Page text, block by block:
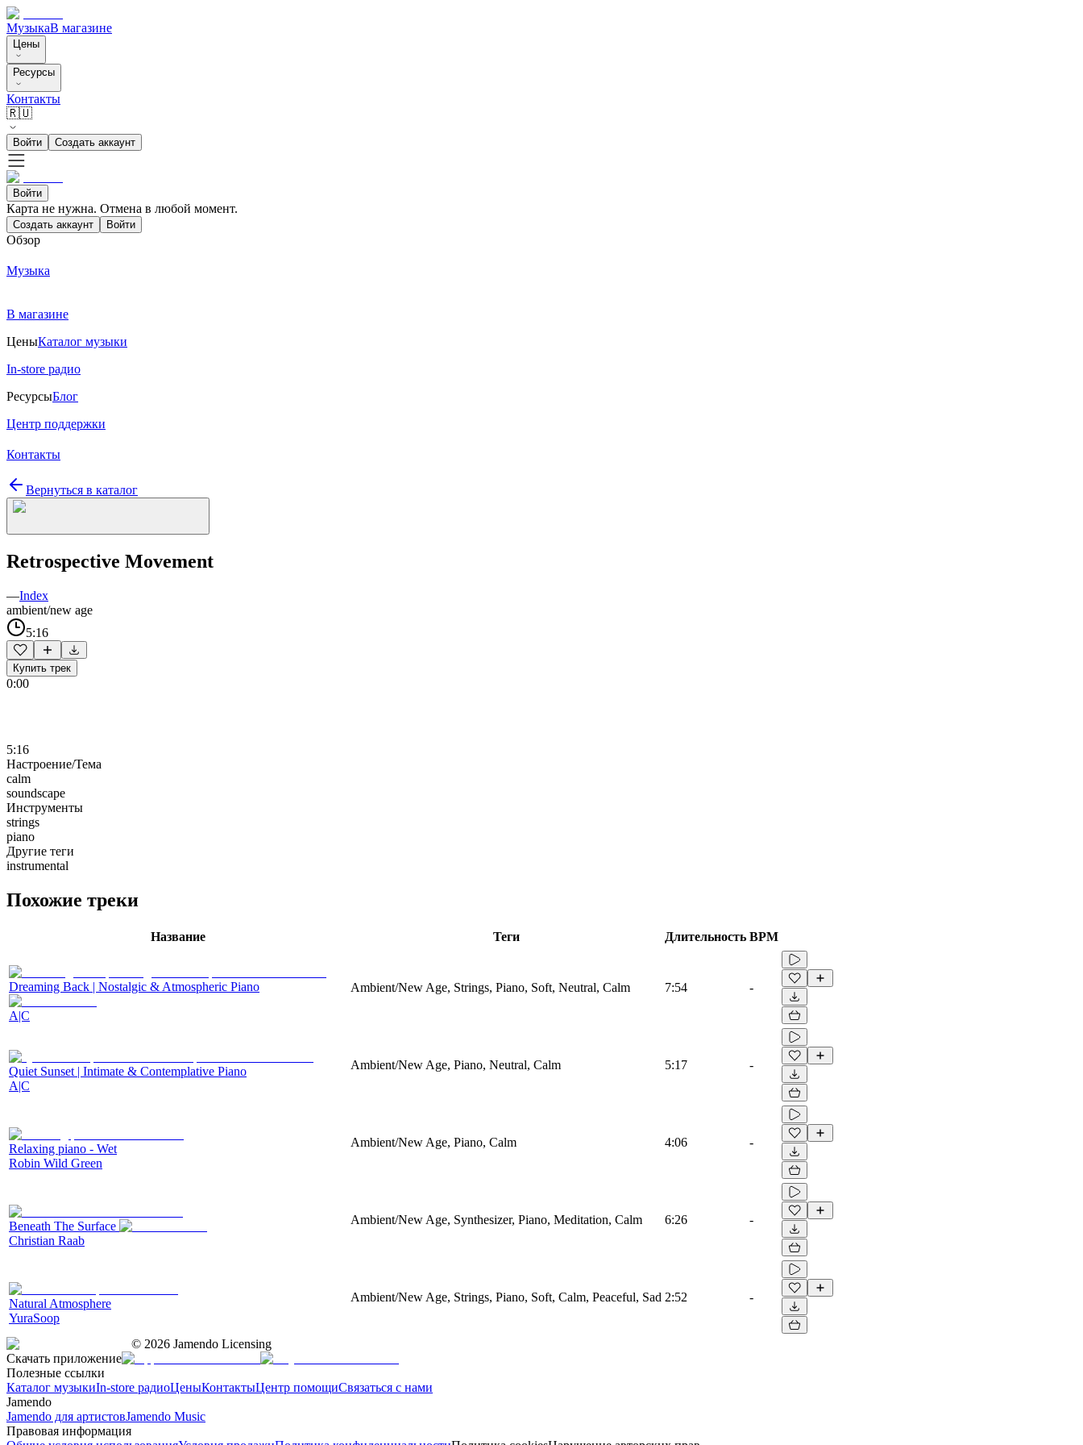
МузыкаВ магазине
Цены
Ресурсы
Контакты
🇷🇺
Войти Создать аккаунт
Войти
Карта не нужна. Отмена в любой момент.
Создать аккаунт Войти
Обзор
Музыка
В магазине
ЦеныКаталог музыки
In-store радио
РесурсыБлог
Центр поддержки
Контакты
Вернуться в каталог
Retrospective Movement
—Index
ambient/new age
5:16
Купить трек
0:00
5:16
Настроение/Тема
calm
soundscape
Инструменты
strings
piano
Другие теги
instrumental
Похожие треки
Название Теги Длительность BPM
Dreaming Back | Nostalgic & Atmospheric Piano
A|C
Ambient/New Age, Strings, Piano, Soft, Neutral, Calm 7:54 -
Quiet Sunset | Intimate & Contemplative Piano
A|C
Ambient/New Age, Piano, Neutral, Calm 5:17 -
Relaxing piano - Wet
Robin Wild Green
Ambient/New Age, Piano, Calm 4:06 -
Beneath The Surface
Christian Raab
Ambient/New Age, Synthesizer, Piano, Meditation, Calm 6:26 -
Natural Atmosphere
YuraSoop
Ambient/New Age, Strings, Piano, Soft, Calm, Peaceful, Sad 2:52 -
© 2026 Jamendo Licensing
Скачать приложение
Полезные ссылки
Каталог музыкиIn-store радиоЦеныКонтактыЦентр помощиСвязаться с нами
Jamendo
Jamendo для артистовJamendo Music
Правовая информация